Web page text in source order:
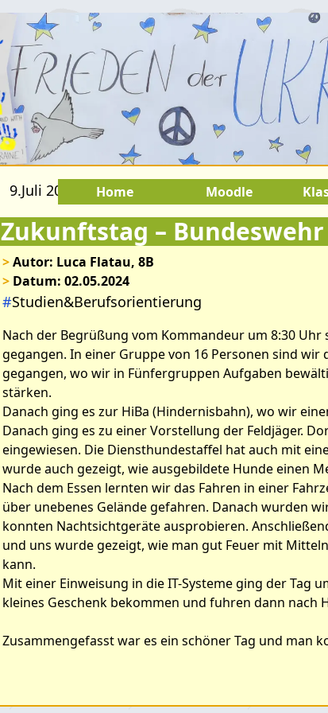
9.Juli 2026 bis 22.August 2026: SOMMERFERIEN !
Home Moodle
Zukunftstag – Bundeswehr
>Autor: Luca Flatau, 8B
>Datum: 02.05.2024
#Studien&Berufsorientierung
Nach der Begrüßung vom Kommandeur um 8:30
gegangen. In einer Gruppe von 16 Personen sind wir
gegangen, wo wir in Fünfergruppen Aufgaben
stärken.
Danach ging es zur HiBa (Hindernisbahn), wo wir
Danach ging es zu einer Vorstellung der Feldjäger.
eingewiesen. Die Diensthundestaffel hat auch mit
wurde auch gezeigt, wie ausgebildete Hunde einen
Nach dem Essen lernten wir das Fahren in einer
über unebenes Gelände gefahren. Danach wurden
konnten Nachtsichtgeräte ausprobieren.
und uns wurde gezeigt, wie man gut Feuer mit
kann.
Mit einer Einweisung in die IT-Systeme ging der Tag
kleines Geschenk bekommen und fuhren dann nach
Zusammengefasst war es ein schöner Tag und man